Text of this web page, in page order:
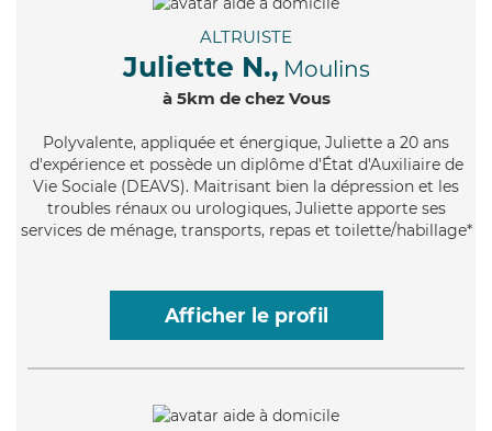
ALTRUISTE
Juliette N., Moulins
à 5km de chez Vous
Polyvalente, appliquée et énergique, Juliette a 20 ans
d'expérience et possède un diplôme d'État d'Auxiliaire de
Vie Sociale (DEAVS). Maitrisant bien la dépression et les
troubles rénaux ou urologiques, Juliette apporte ses
services de ménage, transports, repas et toilette/habillage*
Afficher le profil